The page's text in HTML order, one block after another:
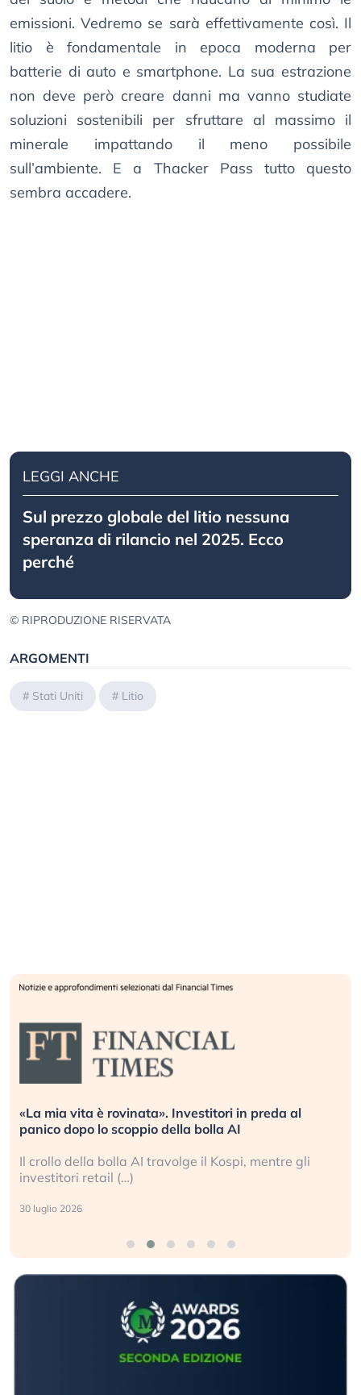
emissioni. Vedremo se sarà effettivamente così. Il
litio è fondamentale in epoca moderna per
batterie di auto e smartphone. La sua estrazione
non deve però creare danni ma vanno studiate
soluzioni sostenibili per sfruttare al massimo il
minerale impattando il meno possibile
sull’ambiente. E a Thacker Pass tutto questo
sembra accadere.
LEGGI ANCHE
Sul prezzo globale del litio nessuna
speranza di rilancio nel 2025. Ecco
perché
© RIPRODUZIONE RISERVATA
ARGOMENTI
# Stati Uniti # Litio
rovinata». Investitori in preda al
scoppio della bolla AI
bolla AI travolge il Kospi, mentre gli
(…)
Quando la
La ricchezza